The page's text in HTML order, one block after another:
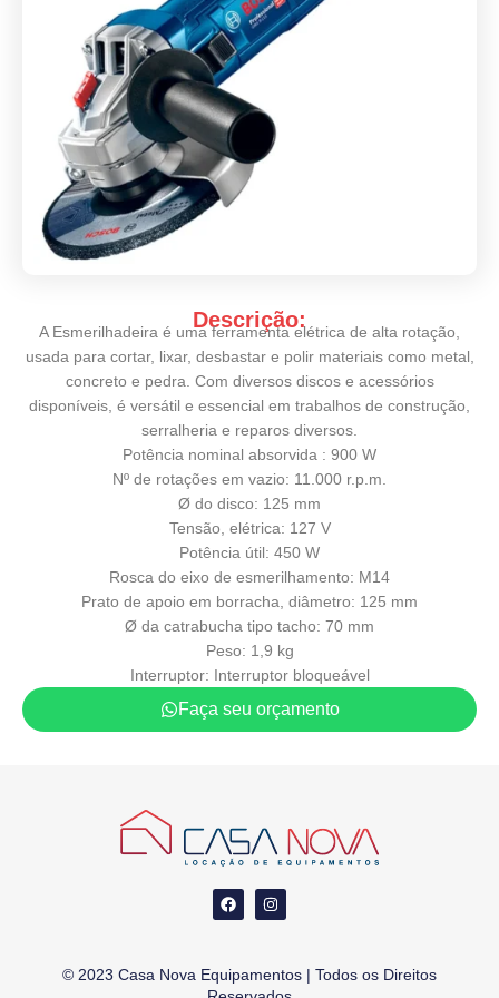
Descrição:
A Esmerilhadeira é uma ferramenta elétrica de alta rotação,
usada para cortar, lixar, desbastar e polir materiais como metal,
concreto e pedra. Com diversos discos e acessórios
disponíveis, é versátil e essencial em trabalhos de construção,
serralheria e reparos diversos.
Potência nominal absorvida : 900 W
Nº de rotações em vazio: 11.000 r.p.m.
Ø do disco: 125 mm
Tensão, elétrica: 127 V
Potência útil: 450 W
Rosca do eixo de esmerilhamento: M14
Prato de apoio em borracha, diâmetro: 125 mm
Ø da catrabucha tipo tacho: 70 mm
Peso: 1,9 kg
Interruptor: Interruptor bloqueável
Faça seu orçamento
© 2023 Casa Nova Equipamentos | Todos os Direitos